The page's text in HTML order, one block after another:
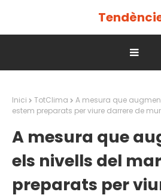
Inici TotClima
A mesura que
estem preparats per viure darrere de
A mesura que
els nivells del
preparats per